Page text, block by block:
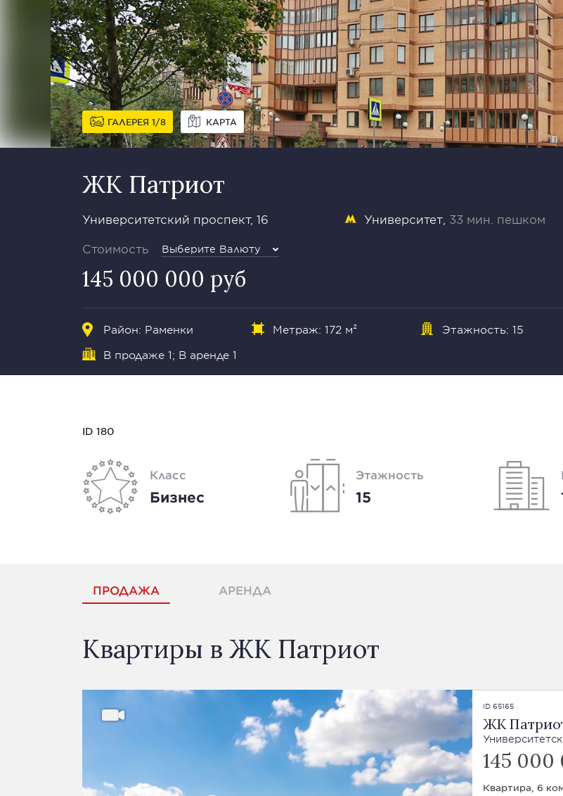
ГАЛЕРЕЯ 1 8 КАРТА
ЖК Патриот
Университетский проспект, 16 Университет 33 мин. пешком
Стоимость Выберите Валюту
145 000 000 руб
Район: Раменки Метраж: 172 м²
Этажность: 15
В продаже 1; В аренде 1
ID 180
Класс
Бизнес
Этажность
15
ПРОДАЖА АРЕНДА
Квартиры в ЖК Патриот
ID 65165
ЖК
145 000
Квартира, 6